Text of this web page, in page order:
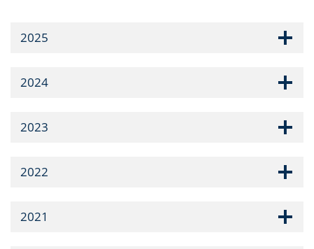
2025
2024
2023
2022
2021